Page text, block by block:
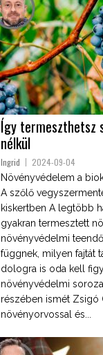
Így termeszthetsz
nélkül
Ingrid 2024-09-04
Növényvédelem a
A szőlő
kiskertben A legtöbb
gyakran termesztett
növényvédelmi
függnek, milyen fajtát
dologra is oda kell
növényvédelmi
részében ismét Zsigó
növényorvossal és...